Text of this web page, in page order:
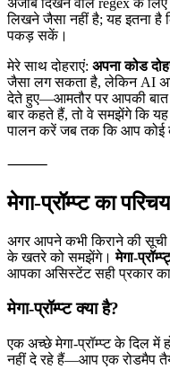
कैमेन्ट्स अनिवार्य हैं।कल्पना
थोड़ा नींद-घटा हुए खुद को
अजीब दिखने वाले regex के
लिखने जैसा नहीं है; यह इतना है
पकड़ सकें।
मेरे साथ दोहराएं:अपना कोड
जैसा लग सकता है, लेकिन AI
बार कहते हैं, तो वे समझेंगे कि
⸻
मेगा-प्रॉम्प्ट का परिचय
के खतरे को समझेंगे।मेगा-
आपका असिस्टेंट सही प्रकार का
मेगा-प्रॉम्प्ट क्या है?